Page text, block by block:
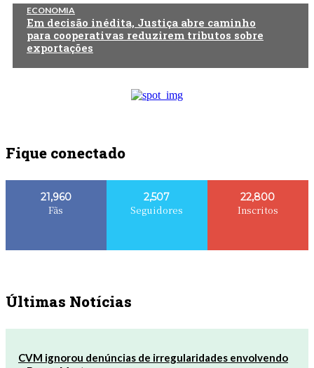
ECONOMIA
Em decisão inédita, Justiça abre caminho
para cooperativas reduzirem tributos sobre
exportações
Fique conectado
21,960
Fãs
2,507
Seguidores
22,800
Inscritos
Últimas Notícias
CVM ignorou denúncias de irregularidades envolvendo